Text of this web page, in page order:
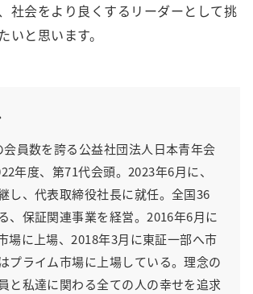
社会をより良くするリーダーとして挑
いと思います。
員数を誇る公益社団法人日本青年会
年度、第71代会頭。2023年6月に、
し、代表取締役社長に就任。全国36
、保証関連事業を経営。2016年6月に
場に上場、2018年3月に東証一部へ市
プライム市場に上場している。理念の
と私達に関わる全ての人の幸せを追求